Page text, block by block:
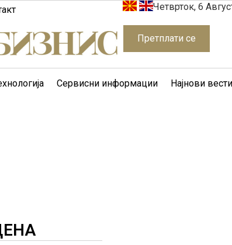
Четврток, 6
Претплати се
Сервисни информации Најнови вести